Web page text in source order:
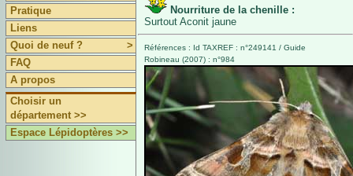
Pratique
Liens
Quoi de neuf ?
>
FAQ
A propos
Choisir un
département >>
Espace Lépidoptères >>
Nourriture de la chenille :
Surtout Aconit jaune
Références : Id TAXREF : n°249141 / Guide
Robineau (2007) : n°984